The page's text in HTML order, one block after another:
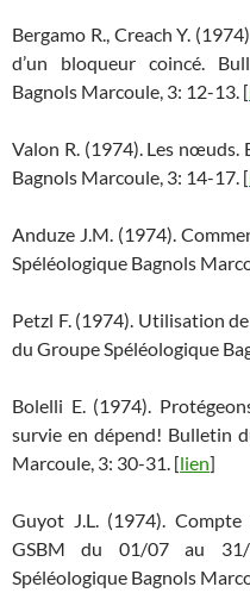
Bergamo R., Creach Y.
d’un bloqueur coincé.
Bagnols Marcoule, 3: 12-13. [
Valon R. (1974). Les
Bagnols Marcoule, 3: 14-17. [
Anduze J.M. (1974).
Spéléologique Bagnols
Petzl F. (1974). Utilisation
du Groupe Spéléologique
Bolelli E. (1974).
survie en dépend! Bulletin
Marcoule, 3: 30-31. [lien]
Guyot J.L. (1974).
GSBM du 01/07 au
Spéléologique Bagnols